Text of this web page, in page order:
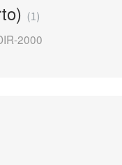
1
2000